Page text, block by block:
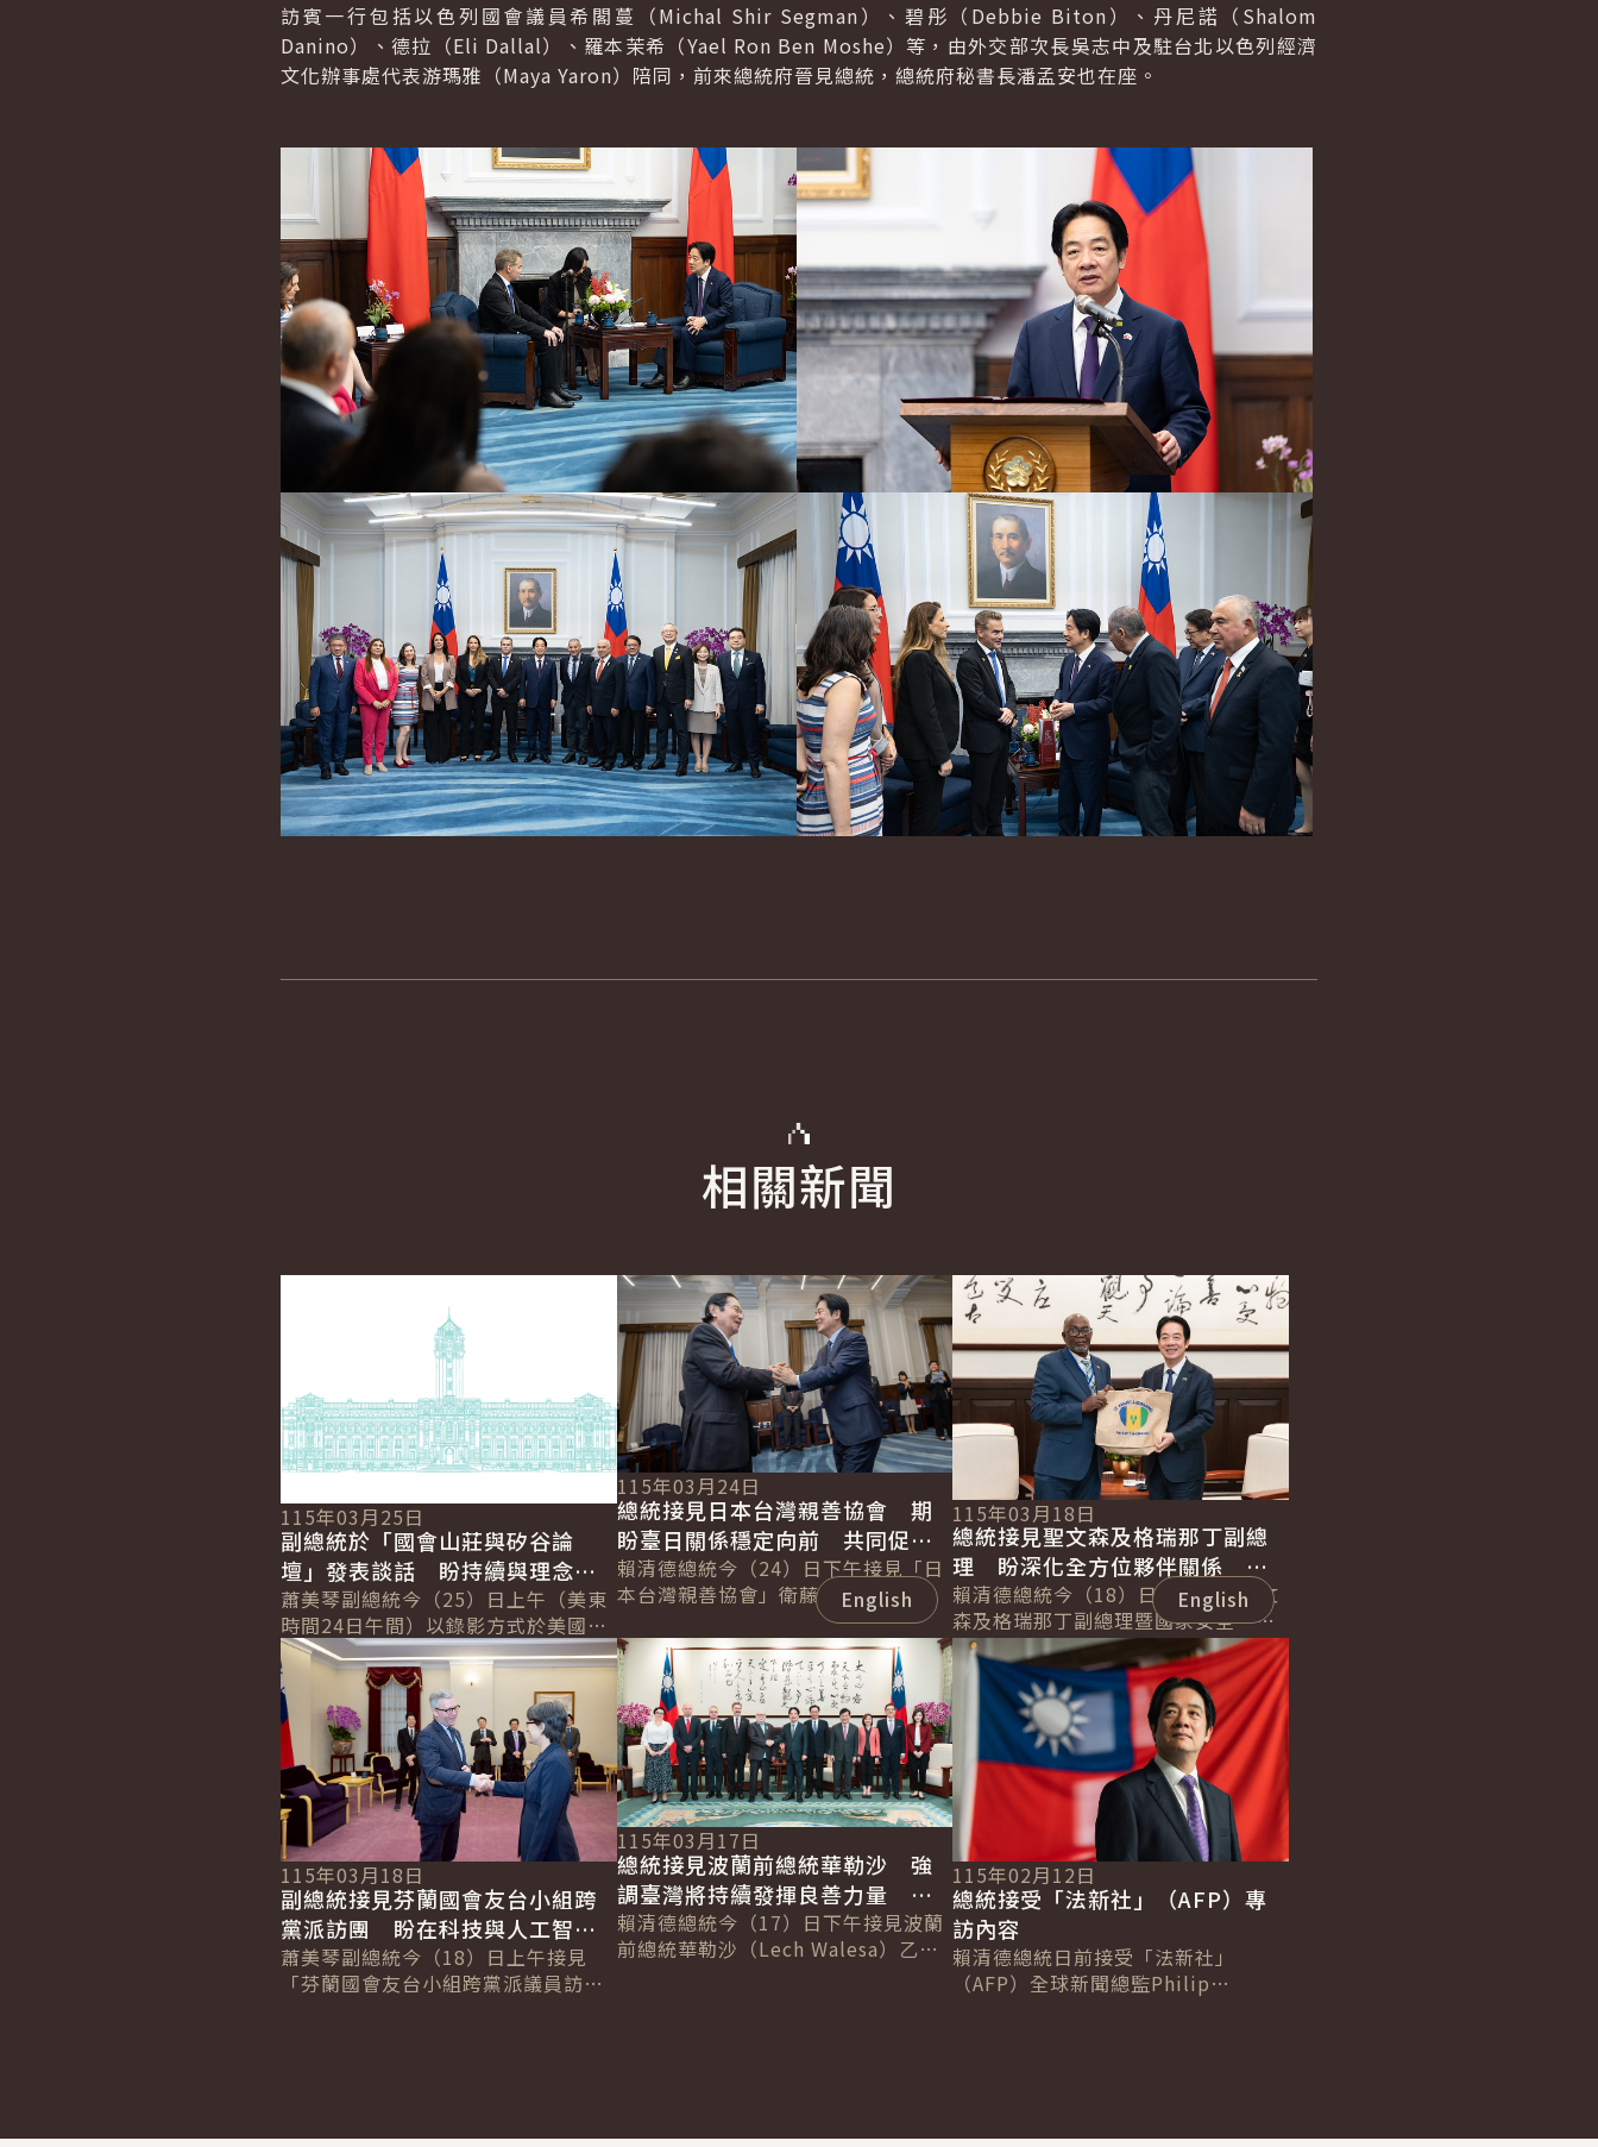
訪賓一行包括以色列國會議員希閣蔓（Michal Shir Segman）、碧彤（Debbie Biton）、丹尼諾（Shalom
Danino）、德拉（Eli Dallal）、羅本茉希（Yael Ron Ben Moshe）等，由外交部次長吳志中及駐台北以色列經濟
文化辦事處代表游瑪雅（Maya Yaron）陪同，前來總統府晉見總統，總統府秘書長潘孟安也在座。
相關新聞
115年03月25日
副總統於「國會山莊與矽谷論
壇」發表談話 盼持續與理念相
近夥伴攜手合作 確保世界繁榮
與自由
蕭美琴副總統今（25）日上午（美東
時間24日午間）以錄影方式於美國
「國會山莊與矽谷論壇」（Hill &
Valley Forum）年度研討會...
詳細內容
115年03月24日
總統接見日本台灣親善協會 期
盼臺日關係穩定向前 共同促進
區域經濟繁榮發展
賴清德總統今（24）日下午接見「日
本台灣親善協會」衛藤征士郎會長乙
行，感謝協會長期支持臺灣，促進臺
日在各領域的交流合作。並表示，臺
日除在半導...
詳細內容
115年03月18日
總統接見聖文森及格瑞那丁副總
理 盼深化全方位夥伴關係 持
續拓展邦誼
賴清德總統今（18）日下午接見聖文
森及格瑞那丁副總理暨國家安全、災
害管理及移民部長李考克（St. Claire
Leacock）伉儷乙行時表...
詳細內容
115年03月18日
副總統接見芬蘭國會友台小組跨
黨派訪團 盼在科技與人工智慧
領域深化合作
蕭美琴副總統今（18）日上午接見
「芬蘭國會友台小組跨黨派議員訪問
詳細內容
115年03月17日
總統接見波蘭前總統華勒沙 強
調臺灣將持續發揮良善力量 成
為全球民主韌性的貢獻者
賴清德總統今（17）日下午接見波蘭
前總統華勒沙（Lech Walesa）乙
English
詳細內容
115年02月12日
總統接受「法新社」（AFP）專
訪內容
賴清德總統日前接受「法新社」
（AFP）全球新聞總監Philip
English